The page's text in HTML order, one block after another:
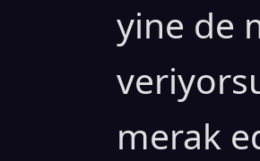
yine de
merak